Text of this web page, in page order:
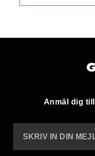
Anmäl dig
SKRIV IN DIN